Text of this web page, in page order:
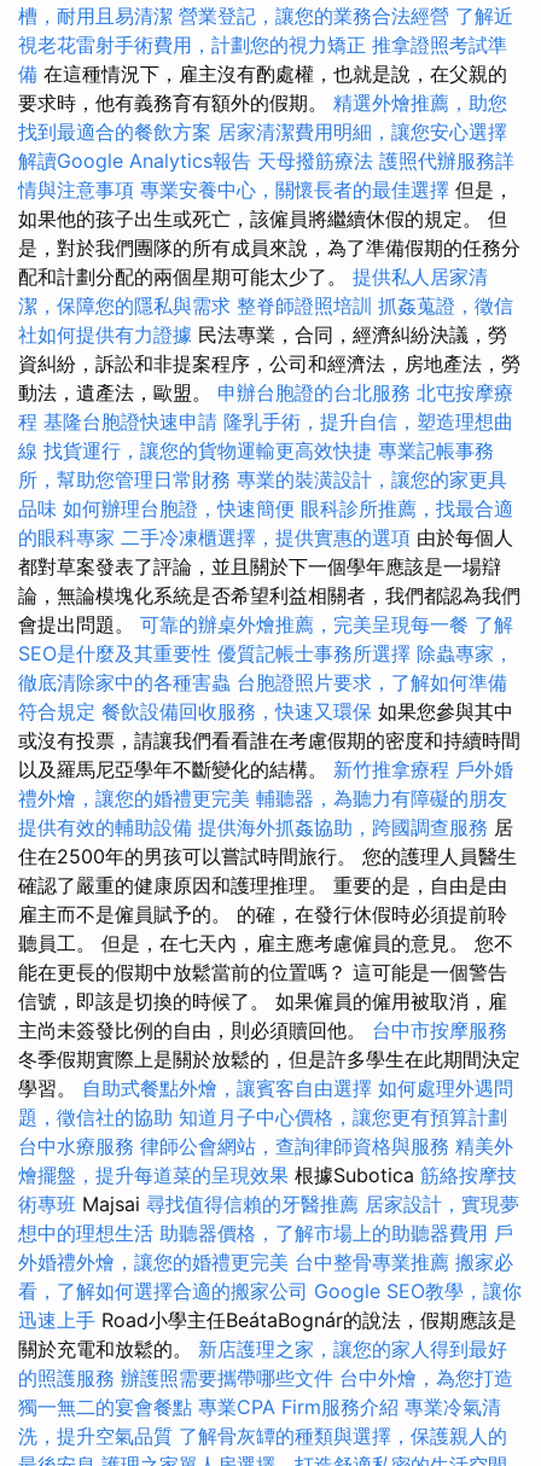
槽，耐用且易清潔 營業登記，讓您的業務合法經營 了解近
視老花雷射手術費用，計劃您的視力矯正 推拿證照考試準
備 在這種情況下，雇主沒有酌處權，也就是說，在父親的
要求時，他有義務育有額外的假期。 精選外燴推薦，助您
找到最適合的餐飲方案 居家清潔費用明細，讓您安心選擇
解讀Google Analytics報告 天母撥筋療法 護照代辦服務詳
情與注意事項 專業安養中心，關懷長者的最佳選擇 但是，
如果他的孩子出生或死亡，該僱員將繼續休假的規定。 但
是，對於我們團隊的所有成員來說，為了準備假期的任務分
配和計劃分配的兩個星期可能太少了。 提供私人居家清
潔，保障您的隱私與需求 整脊師證照培訓 抓姦蒐證，徵信
社如何提供有力證據 民法專業，合同，經濟糾紛決議，勞
資糾紛，訴訟和非提案程序，公司和經濟法，房地產法，勞
動法，遺產法，歐盟。 申辦台胞證的台北服務 北屯按摩療
程 基隆台胞證快速申請 隆乳手術，提升自信，塑造理想曲
線 找貨運行，讓您的貨物運輸更高效快捷 專業記帳事務
所，幫助您管理日常財務 專業的裝潢設計，讓您的家更具
品味 如何辦理台胞證，快速簡便 眼科診所推薦，找最合適
的眼科專家 二手冷凍櫃選擇，提供實惠的選項 由於每個人
都對草案發表了評論，並且關於下一個學年應該是一場辯
論，無論模塊化系統是否希望利益相關者，我們都認為我們
會提出問題。 可靠的辦桌外燴推薦，完美呈現每一餐 了解
SEO是什麼及其重要性 優質記帳士事務所選擇 除蟲專家，
徹底清除家中的各種害蟲 台胞證照片要求，了解如何準備
符合規定 餐飲設備回收服務，快速又環保 如果您參與其中
或沒有投票，請讓我們看看誰在考慮假期的密度和持續時間
以及羅馬尼亞學年不斷變化的結構。 新竹推拿療程 戶外婚
禮外燴，讓您的婚禮更完美 輔聽器，為聽力有障礙的朋友
提供有效的輔助設備 提供海外抓姦協助，跨國調查服務 居
住在2500年的男孩可以嘗試時間旅行。 您的護理人員醫生
確認了嚴重的健康原因和護理推理。 重要的是，自由是由
雇主而不是僱員賦予的。 的確，在發行休假時必須提前聆
聽員工。 但是，在七天內，雇主應考慮僱員的意見。 您不
能在更長的假期中放鬆當前的位置嗎？ 這可能是一個警告
信號，即該是切換的時候了。 如果僱員的僱用被取消，雇
主尚未簽發比例的自由，則必須贖回他。 台中市按摩服務
冬季假期實際上是關於放鬆的，但是許多學生在此期間決定
學習。 自助式餐點外燴，讓賓客自由選擇 如何處理外遇問
題，徵信社的協助 知道月子中心價格，讓您更有預算計劃
台中水療服務 律師公會網站，查詢律師資格與服務 精美外
燴擺盤，提升每道菜的呈現效果 根據Subotica 筋絡按摩技
術專班 Majsai 尋找值得信賴的牙醫推薦 居家設計，實現夢
想中的理想生活 助聽器價格，了解市場上的助聽器費用 戶
外婚禮外燴，讓您的婚禮更完美 台中整骨專業推薦 搬家必
看，了解如何選擇合適的搬家公司 Google SEO教學，讓你
迅速上手 Road小學主任BeátaBognár的說法，假期應該是
關於充電和​​放鬆的。 新店護理之家，讓您的家人得到最好
的照護服務 辦護照需要攜帶哪些文件 台中外燴，為您打造
獨一無二的宴會餐點 專業CPA Firm服務介紹 專業冷氣清
洗，提升空氣品質 了解骨灰罈的種類與選擇，保護親人的